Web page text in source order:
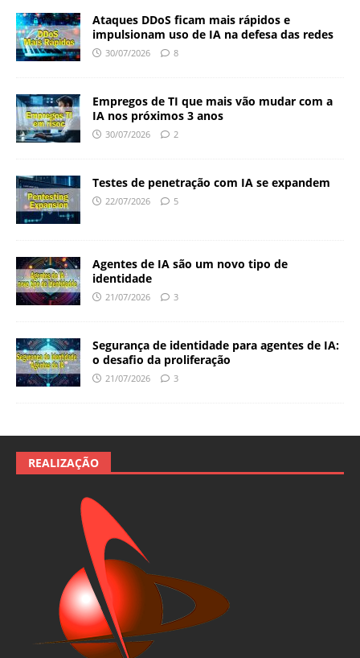
Ataques DDoS ficam mais rápidos e
impulsionam uso de IA na defesa das redes
30/07/2026 8
Empregos de TI que mais vão mudar com a
IA nos próximos 3 anos
30/07/2026 2
Testes de penetração com IA se expandem
22/07/2026 5
Agentes de IA são um novo tipo de
identidade
21/07/2026 3
Segurança de identidade para agentes de IA:
o desafio da proliferação
21/07/2026 3
REALIZAÇÃO